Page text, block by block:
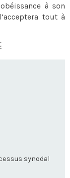
à son
tout à
synodal